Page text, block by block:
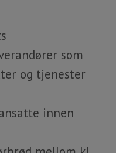
som
og tjenester
innen